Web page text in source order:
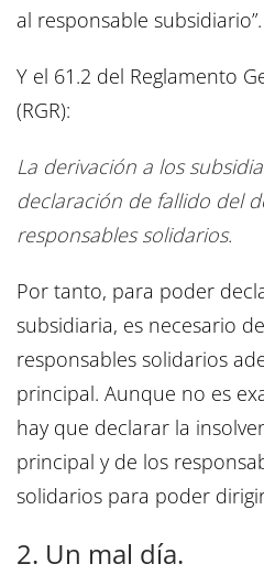
al responsable subsidiario”.
Y el 61.2 del Reglamento
(RGR):
La derivación a los
declaración de fallido del
responsables solidarios.
Por tanto, para poder
subsidiaria, es necesario
responsables solidarios
principal. Aunque no es
hay que declarar la
principal y de los
solidarios para poder
2. Un mal día.